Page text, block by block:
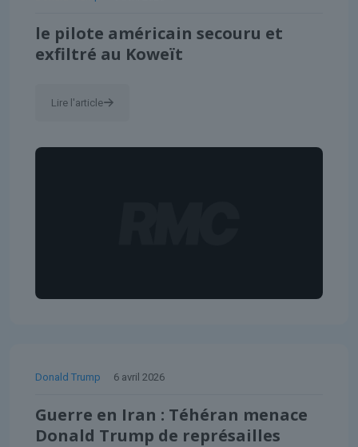
le pilote américain secouru et
exfiltré au Koweït
Lire l'article
Donald Trump 6 avril 2026
Guerre en Iran : Téhéran menace
Donald Trump de représailles